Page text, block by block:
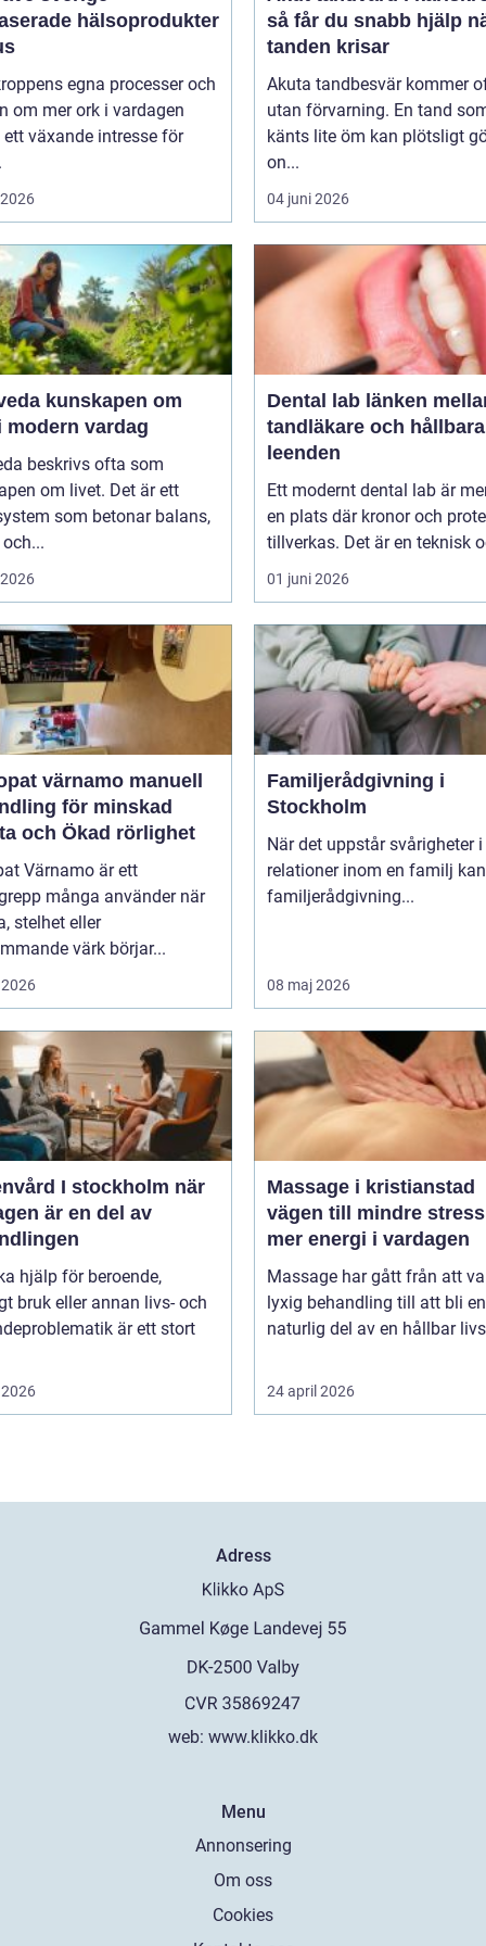
hälsoprodukter
egna processer och
om mer ork i vardagen
växande intresse för
så får du snabb hjälp
tanden krisar
Akuta tandbesvär kommer
utan förvarning. En tand
känts lite öm kan plötsligt
on...
04 juni 2026
om
modern vardag
beskrivs ofta som
om livet. Det är ett
som betonar balans,
Dental lab länken mellan
tandläkare och hållbara
leenden
Ett modernt dental lab är
en plats där kronor och
tillverkas. Det är en teknisk
01 juni 2026
värnamo manuell
för minskad
och Ökad rörlighet
Värnamo är ett
många använder när
stelhet eller
värk börjar...
Familjerådgivning i
Stockholm
När det uppstår svårigheter i
relationer inom en familj kan
familjerådgivning...
08 maj 2026
I stockholm när
är en del av
hjälp för beroende,
bruk eller annan livs- och
är ett stort
Massage i kristianstad
vägen till mindre
mer energi i vardagen
Massage har gått från att
lyxig behandling till att bli en
naturlig del av en hållbar
24 april 2026
Adress
web: www.klikko.dk
Menu
Annonsering
Om oss
Cookies